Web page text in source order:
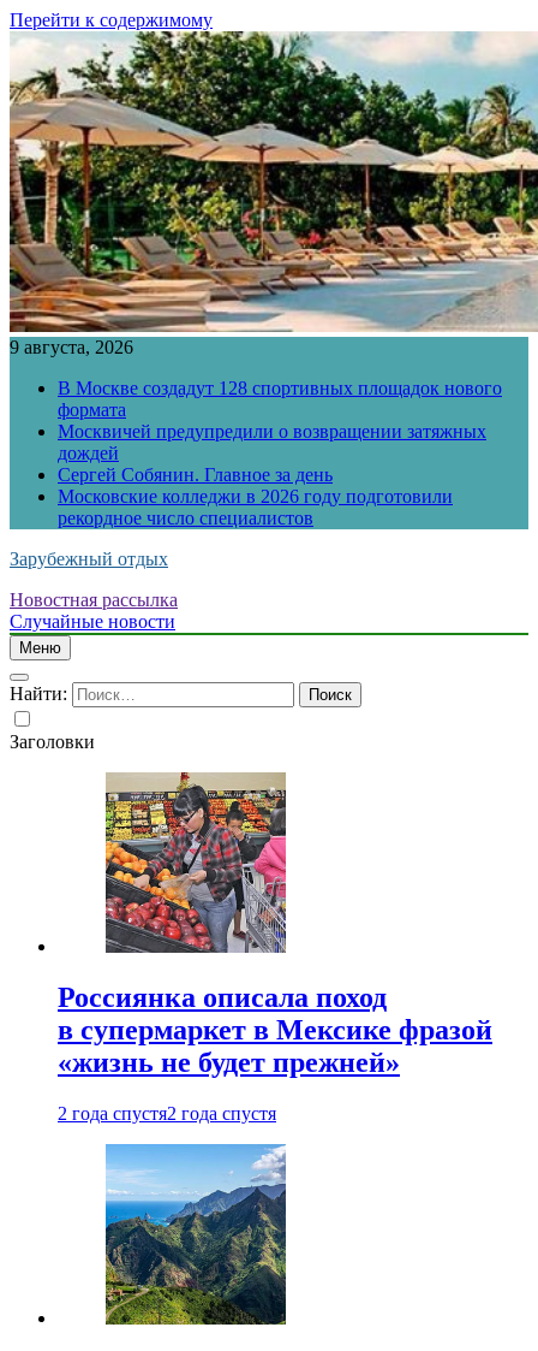
Перейти к содержимому
9 августа, 2026
В Москве создадут 128 спортивных площадок нового
формата
Москвичей предупредили о возвращении затяжных
дождей
Сергей Собянин. Главное за день
Московские колледжи в 2026 году подготовили
рекордное число специалистов
Зарубежный отдых
Новостная рассылка
Случайные новости
Меню
Найти:
Заголовки
Россиянка описала поход
в супермаркет в Мексике фразой
«жизнь не будет прежней»
2 года спустя2 года спустя